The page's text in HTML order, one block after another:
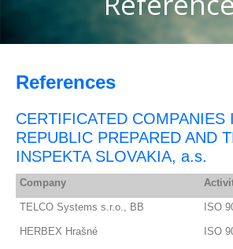
References
CERTIFICATED COMPANIES
REPUBLIC PREPARED AND
INSPEKTA SLOVAKIA, a.s.
Company
TELCO Systems s.r.o., BB ISO
HERBEX Hrašné ISO